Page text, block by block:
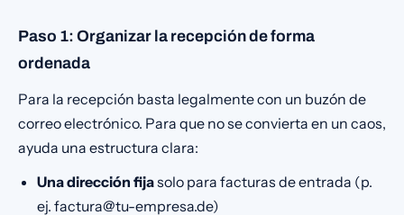
Paso 1: Organizar la recepción de forma
ordenada
Para la recepción basta legalmente con un buzón de
correo electrónico. Para que no se convierta en un caos,
ayuda una estructura clara:
Una dirección fijasolo para facturas de entrada (p.
ej. factura@tu-empresa.de)